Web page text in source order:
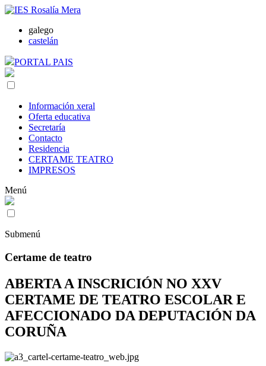
galego
castelán
PORTAL PAIS
Información xeral
Oferta educativa
Secretaría
Contacto
Residencia
CERTAME TEATRO
IMPRESOS
Menú
Submenú
Certame de teatro
ABERTA A INSCRICIÓN NO XXV
CERTAME DE TEATRO ESCOLAR E
AFECCIONADO DA DEPUTACIÓN DA
CORUÑA